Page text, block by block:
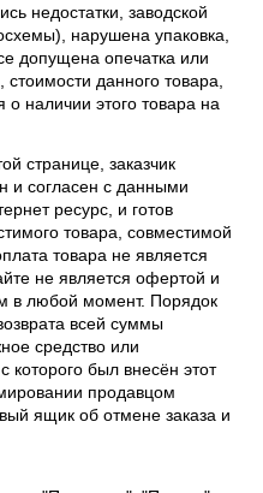
недостатки, заводской
нарушена упаковка,
допущена опечатка или
данного товара,
наличии этого товара на
странице, заказчик
и согласен с данными
ресурс, и готов
товара, совместимой
товара не является
не является офертой и
в любой момент. Порядок
всей суммы
средство или
которого был внесён этот
продавцом
ящик об отмене заказа и